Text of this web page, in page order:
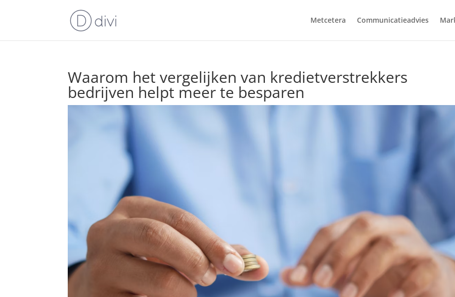
Metcetera Communicatieadvies
Waarom het vergelijken van kredietverstrekkers
bedrijven helpt meer te besparen